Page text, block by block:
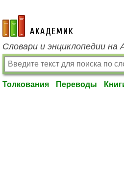
academic.ru
Словари и энциклопедии на
Толкования Переводы